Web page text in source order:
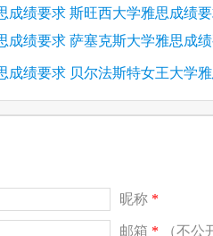
成绩要求 斯旺西大学雅思成绩
成绩要求 萨塞克斯大学雅思成
成绩要求 贝尔法斯特女王大学
昵称 *
邮箱 * （不公